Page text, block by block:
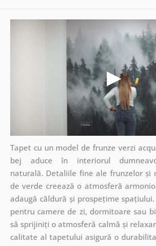
Tapet cu un model de frunze verzi
bej aduce în interiorul
naturală. Detaliile fine ale frunzelor și
de verde creează o atmosferă
adaugă căldură și prospețime
pentru camere de zi, dormitoare sau
să sprijiniți o atmosferă calmă și
calitate al tapetului asigură o